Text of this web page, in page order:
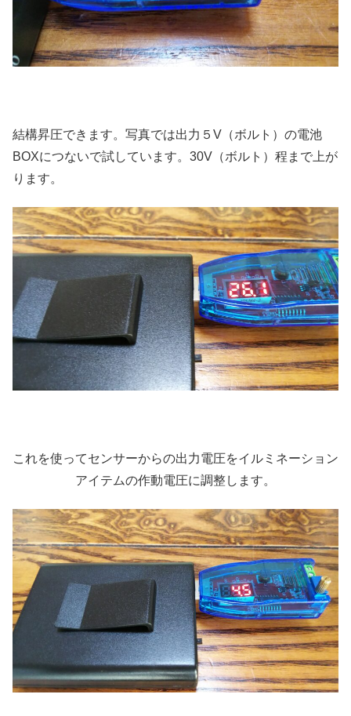
結構昇圧できます。写真では出力５V（ボルト）の電池
BOXにつないで試しています。30V（ボルト）程まで上が
ります。
これを使ってセンサーからの出力電圧をイルミネーション
アイテムの作動電圧に調整します。